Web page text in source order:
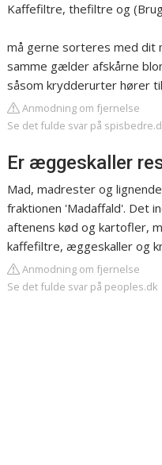
Kaffefiltre, thefiltre og
må gerne sorteres med dit
samme gælder afskårne
såsom krydderurter hører
Anmodning om fjernelse
Se det fulde svar på
Er æggeskaller
Mad, madrester og
fraktionen 'Madaffald'. Det
aftenens kød og kartofler,
kaffefiltre, æggeskaller og
Anmodning om fjernelse
Se det fulde svar på peoples.dk